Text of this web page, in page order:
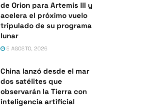
de Orion para Artemis III y
acelera el próximo vuelo
tripulado de su programa
lunar
5 AGOSTO, 2026
China lanzó desde el mar
dos satélites que
observarán la Tierra con
inteligencia artificial